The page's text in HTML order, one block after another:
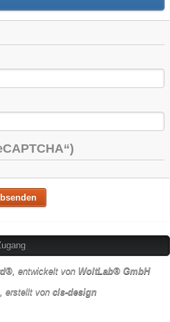
, entwickelt von WoltLab® GmbH
, erstellt von cls-design